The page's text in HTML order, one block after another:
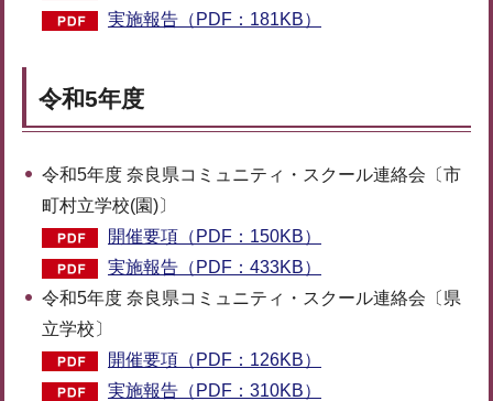
実施報告（PDF：181KB）
令和5年度
令和5年度 奈良県コミュニティ・スクール連絡会〔市
町村立学校(園)〕
開催要項（PDF：150KB）
実施報告（PDF：433KB）
令和5年度 奈良県コミュニティ・スクール連絡会〔県
立学校〕
開催要項（PDF：126KB）
実施報告（PDF：310KB）